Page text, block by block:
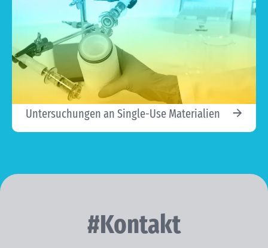
Untersuchungen an Single-Use Materialien
#Kontakt